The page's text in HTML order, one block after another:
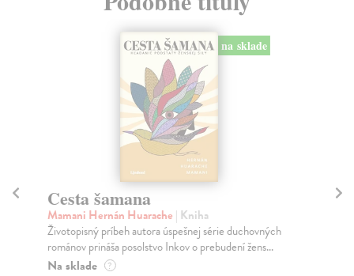
na sklade
Cesta šamana
Mamani Hernán Huarache | Kniha
Životopisný príbeh autora úspešnej série duchovných
románov prináša posolstvo Inkov o prebudení žens...
Na sklade ?